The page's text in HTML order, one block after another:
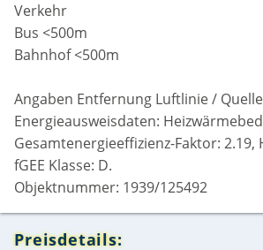
Verkehr
Bus <500m
Bahnhof <500m
Angaben Entfernung Luftlinie /
Energieausweisdaten:
Gesamtenergieeffizienz-Faktor: 2.19,
fGEE Klasse: D.
Objektnummer: 1939/125492
Preisdetails: